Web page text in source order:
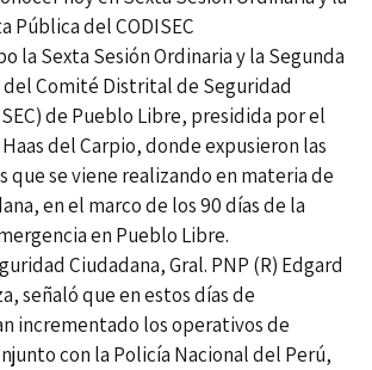
Pública del CODISEC
la Sexta Sesión Ordinaria y la Segunda
Comité Distrital de Seguridad
de Pueblo Libre, presidida por el
del Carpio, donde expusieron las
que se viene realizando en materia de
en el marco de los 90 días de la
en Pueblo Libre.
Ciudadana, Gral. PNP (R) Edgard
señaló que en estos días de
incrementado los operativos de
con la Policía Nacional del Perú,